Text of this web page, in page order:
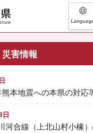
害情報
本地震への本県の対応
河合線（上北山村小橡